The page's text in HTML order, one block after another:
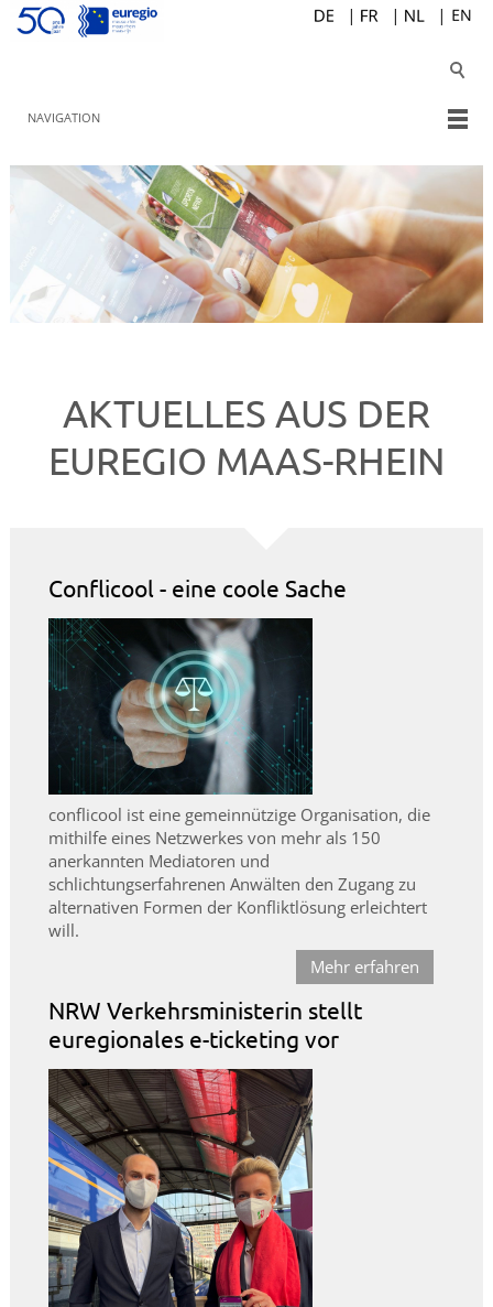
NAVIGATION
AKTUELLES AUS DER
EUREGIO MAAS-RHEIN
Conflicool - eine coole Sache
conflicool ist eine gemeinnützige Organisation, die
mithilfe eines Netzwerkes von mehr als 150
anerkannten Mediatoren und
schlichtungserfahrenen Anwälten den Zugang zu
alternativen Formen der Konfliktlösung erleichtert
will.
Mehr erfahren
NRW Verkehrsministerin stellt
euregionales e-ticketing vor